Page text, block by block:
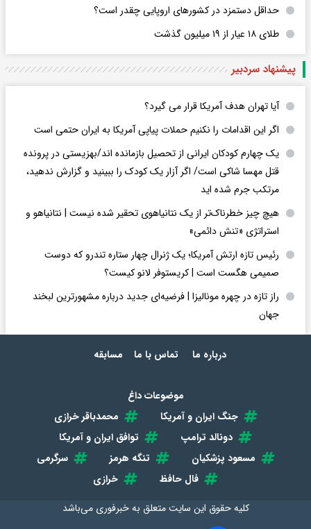
حداقل دستمزد در کشورهای اروپایی چقدر است؟
طلای ۱۸ عیار از ۱۹ میلیون گذشت
پیشنهاد سردبیر
آیا تهران هدف آمریکا قرار می گیرد؟
اگر این اقدامات را نکنیم حملات پیاپی آمریکا به ایران حتمی است
یک چهارم کودکان ایرانی از تحصیل بازمانده اند/بهزیستی در پرونده
قتل مهسا شاکی است/ اگر آزار یک کودک را ببینید و گزارش ندهید،
مرتکب جرم شده اید
هیچ چیز خطرناک‌تر از یک نتانیاهوی تحقیر شده نیست | نتانیاهو و
استراتژی «تنش دائمی»
رئیس تازه ارتش آمریکا؛ یک ژنرال چهار ستاره تندرو که دوست
صمیمی هگست است | کریستوفر لانو کیست؟
راز تازه در چهره مونالیزا | فرضیه‌ای جدید درباره مشهورترین لبخند
جهان
درباره ما تماس با ما مسابقه
موضوعات داغ
جنگ ایران و آمریکا
محمدباقر خرازی
دونالد ترامپ
توافق ایران و آمریکا
مسعود پزشکیان
تنگه هرمز
سرگرمی
فال حافظ
خرازی
کلیه حقوق این سایت متعلق بهخبرفوری می‌باشد